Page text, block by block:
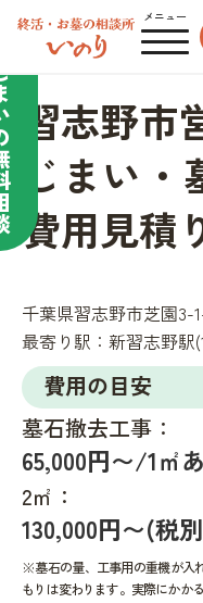
メニュー
習志野
じまい
費用見積
千葉県習志野市芝園3-
最寄り駅： 新習志野駅
費用の目安
墓石撤去工事：
65,000円〜/1㎡
2㎡：
130,000円〜(税
※墓石の量、工事用の重機が入
もりは変わります。実際にかか